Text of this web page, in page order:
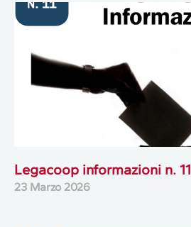
Legacoop informazioni n. 11
23 Marzo 2026